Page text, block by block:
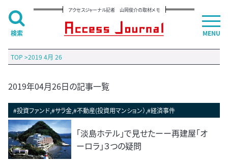
アクセスジャーナル記者 山岡俊介の取材メモ
TOP >2019 4月 26
2019年04月26日の記事一覧
#投資ファンド,#サラ金,#不動産(投資用マンション）,#経済事件
「淡島ホテル」で見せたーー再建屋「オ
ーロラ」３つの疑問
MENU
検索